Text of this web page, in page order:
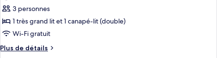
Bed,
Bay
View
ce
type
de
chambre :
Chambre
3 personnes
1 très grand lit et 1 canapé-lit (double)
Wi-Fi gratuit
Plus de détails
Plus